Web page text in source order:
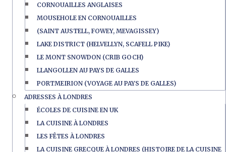
CORNOUAILLES ANGLAISES
MOUSEHOLE EN CORNOUAILLES
(SAINT AUSTELL, FOWEY, MEVAGISSEY)
LAKE DISTRICT (HELVELLYN, SCAFELL PIKE)
LE MONT SNOWDON (CRIB GOCH)
LLANGOLLEN AU PAYS DE GALLES
PORTMEIRION (VOYAGE AU PAYS DE GALLES)
ADRESSES À LONDRES
ÉCOLES DE CUISINE EN UK
LA CUISINE À LONDRES
LES FÊTES À LONDRES
LA CUISINE GRECQUE À LONDRES (HISTOIRE DE LA CUISINE